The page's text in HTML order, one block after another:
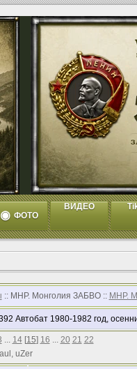
◉ ФОТО
ВИДЕО
:: МНР. Монголия ЗАБВО :: МНР.
Автобат 1980-1982 год,
... 14[15] 16 ... 20 21 22
uZer